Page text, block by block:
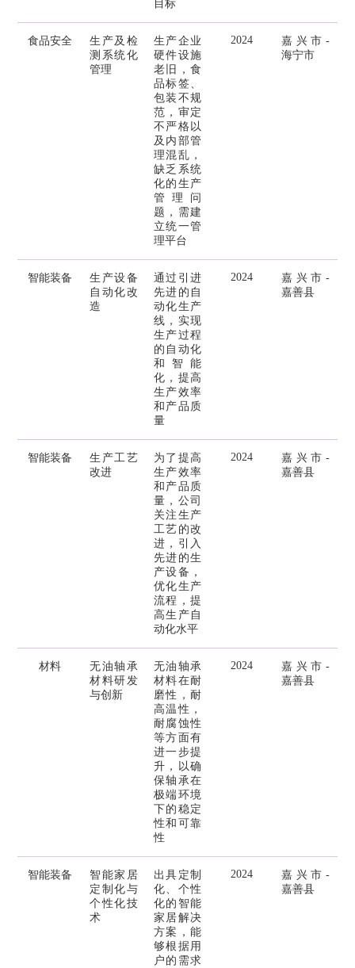
目标
食品安全
生产及检
测系统化
管理
生产企业
硬件设施
老旧，食
品标签、
包装不规
范，审定
不严格以
及内部管
理混乱，
缺乏系统
化的生产
管理问
题，需建
立统一管
理平台
2024
嘉兴市-
海宁市
智能装备
生产设备
自动化改
造
通过引进
先进的自
动化生产
线，实现
生产过程
的自动化
和智能
化，提高
生产效率
和产品质
量
2024
嘉兴市-
嘉善县
智能装备
生产工艺
改进
为了提高
生产效率
和产品质
量，公司
关注生产
工艺的改
进，引入
先进的生
产设备，
优化生产
流程，提
高生产自
动化水平
2024
嘉兴市-
嘉善县
材料
无油轴承
材料研发
与创新
无油轴承
材料在耐
磨性，耐
高温性，
耐腐蚀性
等方面有
进一步提
升，以确
保轴承在
极端环境
下的稳定
性和可靠
性
2024
嘉兴市-
嘉善县
智能装备
智能家居
定制化与
个性化技
术
出具定制
化、个性
化的智能
家居解决
方案，能
够根据用
户的需求
2024
嘉兴市-
嘉善县